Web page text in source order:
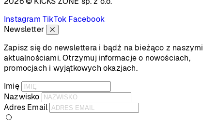
Instagram TikTok Facebook
Newsletter
Zapisz się do newslettera i bądź na bieżąco z naszymi
aktualnościami. Otrzymuj informacje o nowościach,
promocjach i wyjątkowych okazjach.
Imię
Nazwisko
Adres Email